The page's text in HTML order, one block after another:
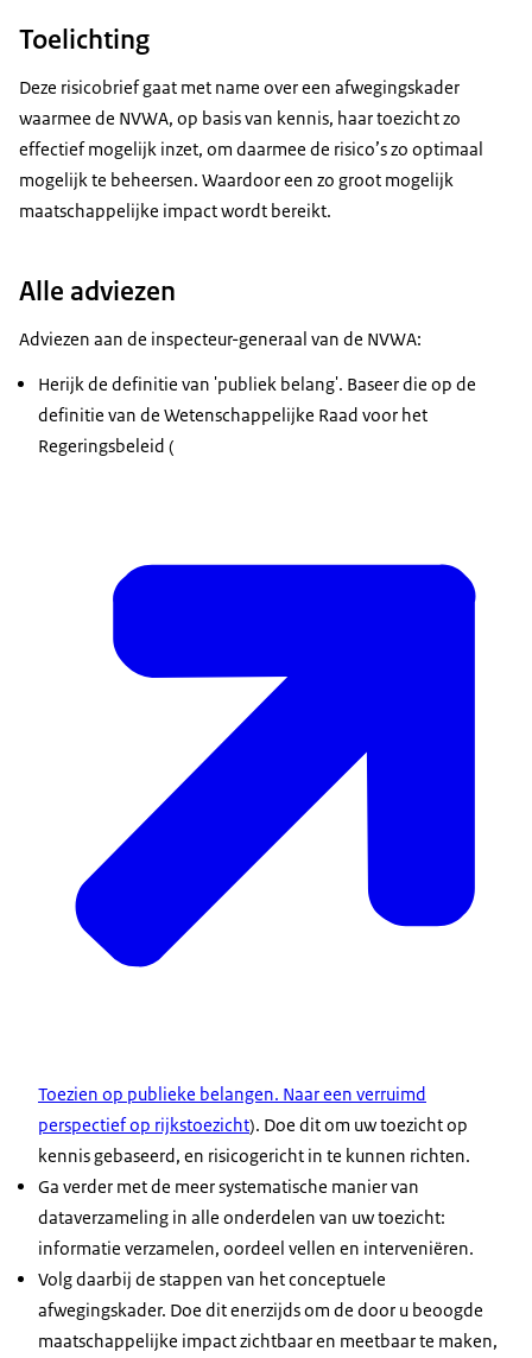
Toelichting
Deze risicobrief gaat met name over een afwegingskader
waarmee de NVWA, op basis van kennis, haar toezicht zo
effectief mogelijk inzet, om daarmee de risico’s zo optimaal
mogelijk te beheersen. Waardoor een zo groot mogelijk
maatschappelijke impact wordt bereikt.
Alle adviezen
Adviezen aan de inspecteur-generaal van de NVWA:
Herijk de definitie van 'publiek belang'. Baseer die op de
definitie van de Wetenschappelijke Raad voor het
Regeringsbeleid (
Toezien op publieke belangen. Naar een verruimd
perspectief op rijkstoezicht). Doe dit om uw toezicht op
kennis gebaseerd, en risicogericht in te kunnen richten.
Ga verder met de meer systematische manier van
dataverzameling in alle onderdelen van uw toezicht:
informatie verzamelen, oordeel vellen en interveniëren.
Volg daarbij de stappen van het conceptuele
afwegingskader. Doe dit enerzijds om de door u beoogde
maatschappelijke impact zichtbaar en meetbaar te maken,